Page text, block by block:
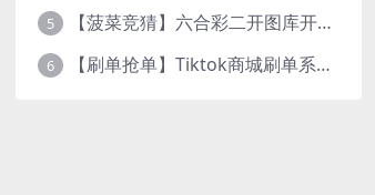
5 【菠菜竞猜】六合彩二开图库开奖系统/开奖图库/澳门香港六合彩开奖网
6 【刷单抢单】Tiktok商城刷单系统+叠加组打针+带五级分销